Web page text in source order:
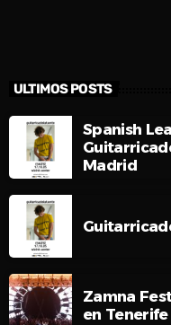
ULTIMOS POSTS
Spanish
Madrid
Zamna
en